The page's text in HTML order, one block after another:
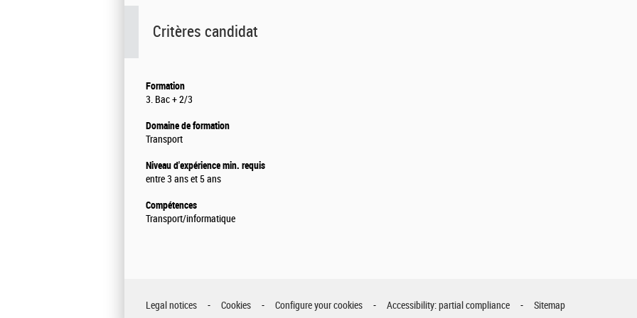
Critères candidat
Formation
3. Bac + 2/3
Domaine de formation
Transport
Niveau d'expérience min. requis
entre 3 ans et 5 ans
Compétences
Transport/informatique
Legal notices Cookies Configure your cookies Accessibility: partial compliance Sitemap